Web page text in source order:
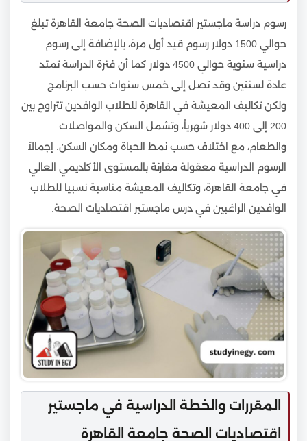
رسوم دراسة ماجستير اقتصاديات الصحة جامعة القاهرة تبلغ
حوالي 1500 دولار رسوم قيد أول مرة، بالإضافة إلى رسوم
دراسية سنوية حوالي 4500 دولار كما أن فترة الدراسة تمتد
عادة لسنتين وقد تصل إلى خمس سنوات حسب البرنامج.
ولكن تكاليف المعيشة في القاهرة للطلاب الوافدين تتراوح بين
200 إلى 400 دولار شهرياً، وتشمل السكن والمواصلات
والطعام، مع اختلاف حسب نمط الحياة ومكان السكن. إجمالاً
الرسوم الدراسية معقولة مقارنة بالمستوى الأكاديمي العالي
في جامعة القاهرة، وتكاليف المعيشة مناسبة نسبيا للطلاب
الوافدين الراغبين في درس ماجستير اقتصاديات الصحة.
المقررات والخطة الدراسية في ماجستير
اقتصاديات الصحة جامعة القاهرة